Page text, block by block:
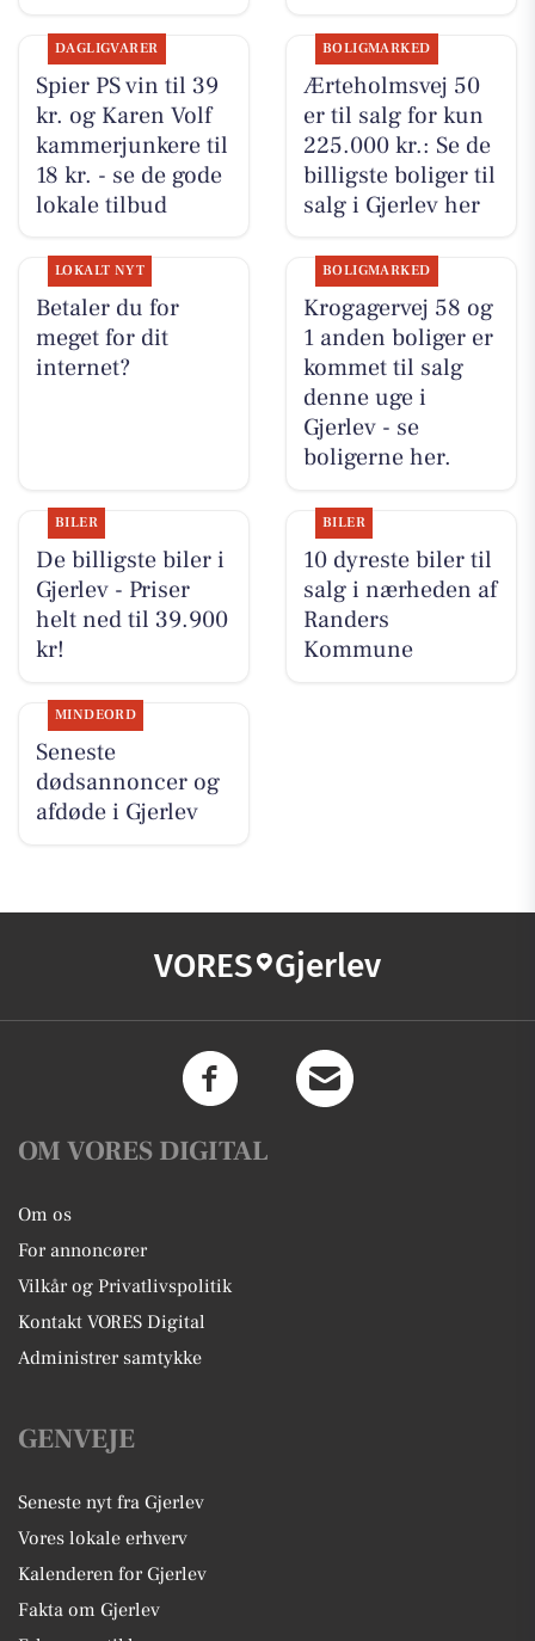
DAGLIGVARER
Spier PS vin til 39
kr. og Karen Volf
kammerjunkere til
18 kr. - se de gode
lokale tilbud
BOLIGMARKED
Ærteholmsvej 50
er til salg for kun
225.000 kr.: Se de
billigste boliger til
salg i Gjerlev her
LOKALT NYT
Betaler du for
meget for dit
internet?
BOLIGMARKED
Krogagervej 58 og
1 anden boliger er
kommet til salg
denne uge i
Gjerlev - se
boligerne her.
BILER
De billigste biler i
Gjerlev - Priser
helt ned til 39.900
kr!
BILER
10 dyreste biler til
salg i nærheden af
Randers
Kommune
MINDEORD
Seneste
dødsannoncer og
afdøde i Gjerlev
VORES Gjerlev
OM VORES DIGITAL
Om os
For annoncører
Vilkår og Privatlivspolitik
Kontakt VORES Digital
Administrer samtykke
GENVEJE
Seneste nyt fra Gjerlev
Vores lokale erhverv
Kalenderen for Gjerlev
Fakta om Gjerlev